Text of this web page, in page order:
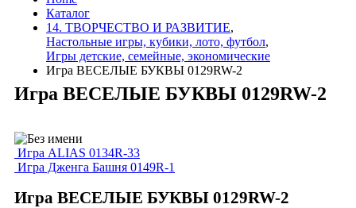
Каталог
14. ТВОРЧЕСТВО И РАЗВИТИЕ,
Настольные игры, кубики, лото, футбол,
Игры детские, семейные, экономические
Игра ВЕСЕЛЫЕ БУКВЫ 0129RW-2
Игра ВЕСЕЛЫЕ БУКВЫ 0129RW-2
Игра ALIAS 0134R-33
Игра Дженга Башня 0149R-1
Игра ВЕСЕЛЫЕ БУКВЫ 0129RW-2